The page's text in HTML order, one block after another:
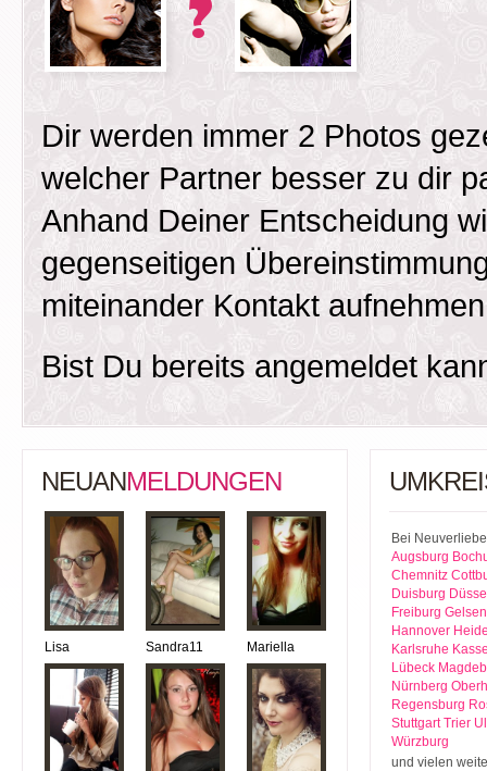
Dir werden immer 2 Photos
welcher Partner besser zu dir
Anhand Deiner Entscheidung
gegenseitigen
miteinander Kontakt
Bist Du bereits angemeldet
NEUANMELDUNGEN
Lisa Sandra11 Mariella
Bei
Augsburg
Chemnitz
Duisburg
Freiburg
Hannover
Karlsruhe
Lübeck
Nürnberg
Regensburg
Stuttgart Trier
Würzburg
und vielen